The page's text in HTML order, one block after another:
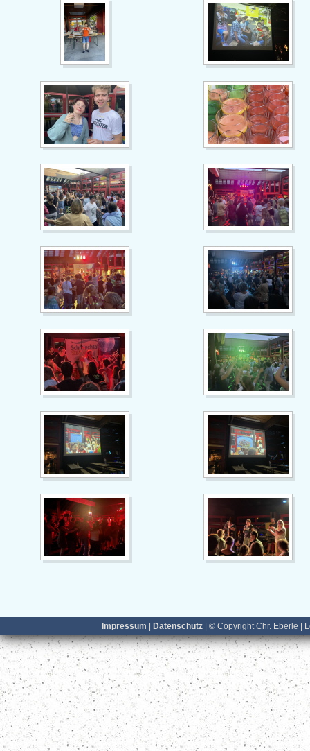
Impressum Datenschutz | © Copyright Chr. Eberle |